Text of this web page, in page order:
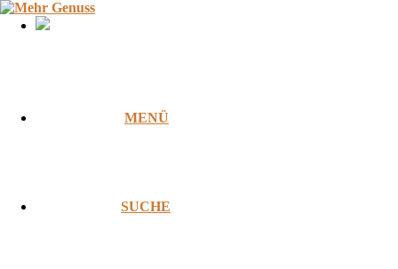
Zum
Inhalt
MENÜ
SUCHE